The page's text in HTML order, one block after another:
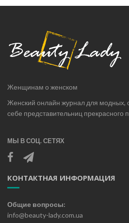
Женщинам о женском
Женский онлайн журнал для модных,
себе представительниц прекрасного
МЫ В СОЦ. СЕТЯХ
КОНТАКТНАЯ ИНФОРМАЦИЯ
Общие вопросы:
info@beauty-lady.com.ua